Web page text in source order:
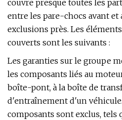
couvre presque toutes les
entre les pare-chocs avant et
exclusions près. Les
couverts sont les suivants :
Les garanties sur le groupe
les composants liés au
boîte-pont, à la boîte de
d'entraînement d'un
composants sont exclus, tels